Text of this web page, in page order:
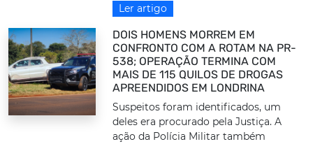
Ler artigo
DOIS HOMENS MORREM EM
CONFRONTO COM A ROTAM NA PR-
538; OPERAÇÃO TERMINA COM
MAIS DE 115 QUILOS DE DROGAS
APREENDIDOS EM LONDRINA
Suspeitos foram identificados, um
deles era procurado pela Justiça. A
ação da Polícia Militar também